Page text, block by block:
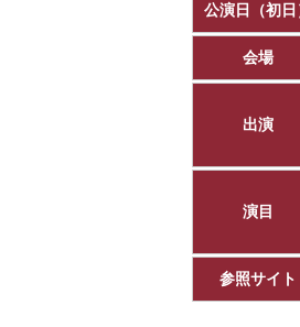
公演日（初日
会場
出演
演目
参照サイト